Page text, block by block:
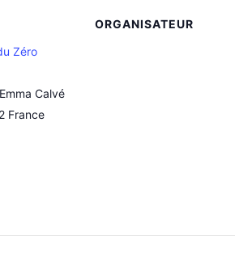
Zéro
Calvé
France
ORGANISATEUR